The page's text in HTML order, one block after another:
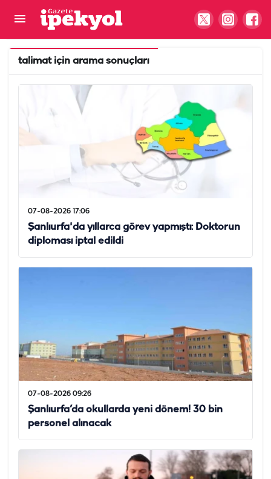
talimatiçin arama sonuçları
07-08-2026 17:06
Şanlıurfa'da yıllarca görev yapmıştı: Doktorun
diploması iptal edildi
07-08-2026 09:26
Şanlıurfa’da okullarda yeni dönem! 30 bin
personel alınacak